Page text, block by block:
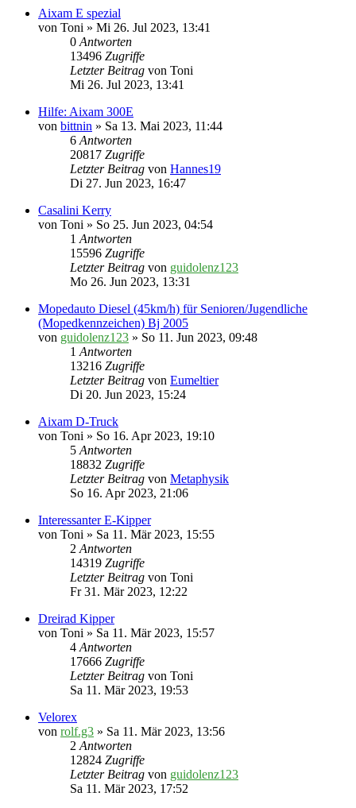
Aixam E spezial
von Toni » Mi 26. Jul 2023, 13:41
0Antworten
13496 Zugriffe
Letzter Beitrag von Toni
Mi 26. Jul 2023, 13:41
Hilfe: Aixam 300E
von bittnin » Sa 13. Mai 2023, 11:44
6Antworten
20817 Zugriffe
Letzter Beitrag von Hannes19
Di 27. Jun 2023, 16:47
Casalini Kerry
von Toni » So 25. Jun 2023, 04:54
1Antworten
15596 Zugriffe
Letzter Beitrag von guidolenz123
Mo 26. Jun 2023, 13:31
Mopedauto Diesel (45km/h) für Senioren/Jugendliche
(Mopedkennzeichen) Bj 2005
von guidolenz123 » So 11. Jun 2023, 09:48
1Antworten
13216 Zugriffe
Letzter Beitrag von Eumeltier
Di 20. Jun 2023, 15:24
Aixam D-Truck
von Toni » So 16. Apr 2023, 19:10
5Antworten
18832 Zugriffe
Letzter Beitrag von Metaphysik
So 16. Apr 2023, 21:06
Interessanter E-Kipper
von Toni » Sa 11. Mär 2023, 15:55
2Antworten
14319 Zugriffe
Letzter Beitrag von Toni
Fr 31. Mär 2023, 12:22
Dreirad Kipper
von Toni » Sa 11. Mär 2023, 15:57
4Antworten
17666 Zugriffe
Letzter Beitrag von Toni
Sa 11. Mär 2023, 19:53
Velorex
von rolf.g3 » Sa 11. Mär 2023, 13:56
2Antworten
12824 Zugriffe
Letzter Beitrag von guidolenz123
Sa 11. Mär 2023, 17:52